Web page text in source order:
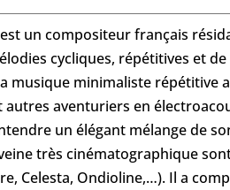
un compositeur français
cycliques, répétitives et
musique minimaliste répétitive
aventuriers en
un élégant mélange de
très cinématographique
Celesta, Ondioline,…). Il a